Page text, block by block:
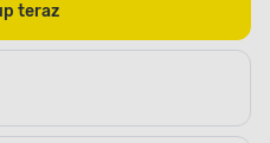
Kup teraz